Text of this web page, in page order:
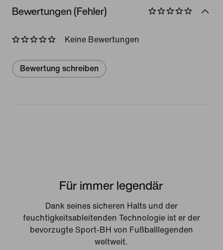
Bewertungen (Fehler)
Keine Bewertungen
Bewertung schreiben
Für immer legendär
Dank seines sicheren Halts und der
feuchtigkeitsableitenden Technologie ist er der
bevorzugte Sport-BH von Fußballlegenden
weltweit.